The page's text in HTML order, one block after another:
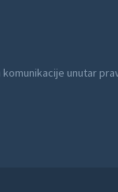
unutar